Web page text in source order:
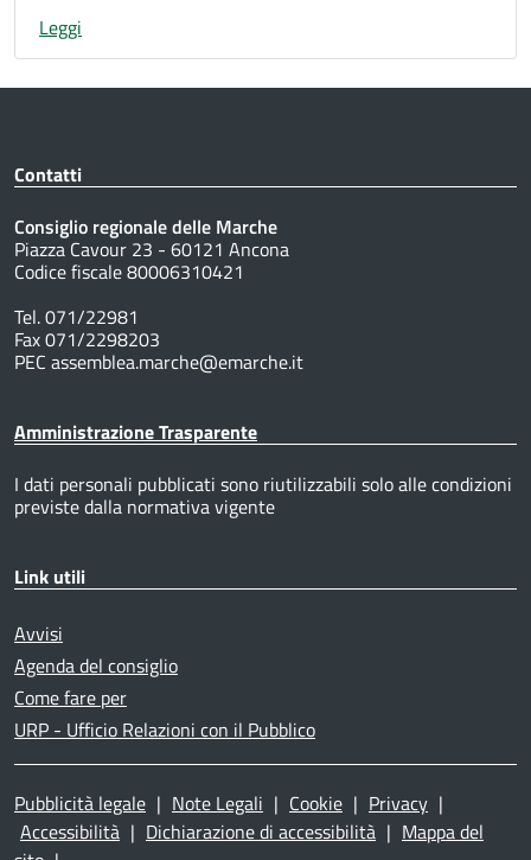
Leggi
Contatti
Consiglio regionale delle Marche
Piazza Cavour 23 - 60121 Ancona
Codice fiscale 80006310421
Tel. 071/22981
Fax 071/2298203
PEC assemblea.marche@emarche.it
Amministrazione Trasparente
I dati personali pubblicati sono riutilizzabili solo alle condizioni
previste dalla normativa vigente
Link utili
Avvisi
Agenda del consiglio
Come fare per
URP - Ufficio Relazioni con il Pubblico
Pubblicità legale | Note Legali | Cookie | Privacy |
Accessibilità | Dichiarazione di accessibilità | Mappa del